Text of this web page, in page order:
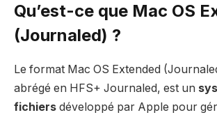
Qu’est-ce que Mac OS
(Journaled) ?
Le format Mac OS Extended
abrégé en HFS+ Journaled, est un
fichiers développé par Apple pour